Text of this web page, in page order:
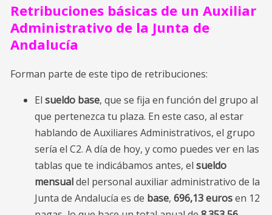
Retribuciones básicas de un Auxiliar
Administrativo de la Junta de
Andalucía
Forman parte de este tipo de retribuciones:
El sueldo base, que se fija en función del grupo al
que pertenezca tu plaza. En este caso, al estar
hablando de Auxiliares Administrativos, el grupo
sería el C2. A día de hoy, y como puedes ver en las
tablas que te indicábamos antes, el sueldo
mensualdel personal auxiliar administrativo de la
Junta de Andalucía es de base, 696,13 eurosen 12